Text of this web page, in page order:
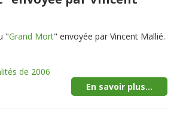
"Grand Mort" envoyée par Vincent Mallié.
de 2006
En savoir plus...